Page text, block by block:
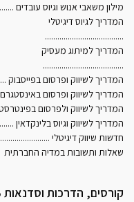
מילון משאבי אנוש וגיוס עובדים
המדריך לגיוס דיגיטלי
......................................
המדריך למיתוג מעסיק
.......................................
המדריך לשיווק ופרסום בפייסבוק
המדריך לשיווק ופרסום באינסטגרם
המדריך לשיווק ולפרסום
המדריך לשיווק וגיוס בלינקדאין
חדשות שיווק דיגיטלי
שאלות ותשובות במדיה החברתית
קורסים, הדרכות וסדנאות 052-6351675